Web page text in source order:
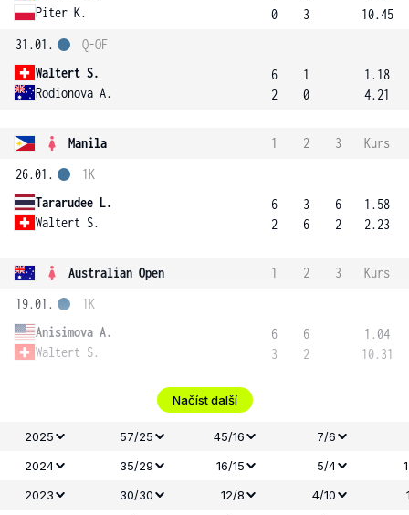
Piter K.
0
3
10.45
31.01.
Waltert S.
Rodionova A.
Q-OF
6
2
1
0
1.18
4.21
Manila 1 2 3
Kurs
26.01.
Tararudee L.
Waltert S.
1K
6
2
3
6
6
2
1.58
2.23
Australian Open 1 2 3
Kurs
19.01.
Anisimova A.
Waltert S.
1K
6
3
6
2
1.04
10.31
Načíst další
2025 57/25 45/16
7/6
2024
35/29 16/15 5/4
2023
30/30 12/8 4/10